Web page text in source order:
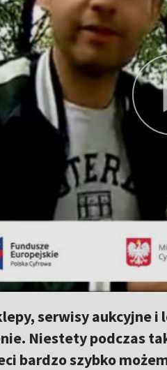
serwisy aukcyjne
Niestety podczas
bardzo szybko